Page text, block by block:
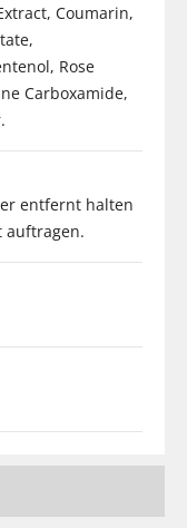
Coumarin,
Rose
Carboxamide,
entfernt halten
auftragen.